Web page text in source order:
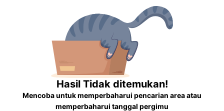
Hasil Tidak ditemukan!
Mencoba untuk memperbaharui pencarian area atau
memperbaharui tanggal pergimu